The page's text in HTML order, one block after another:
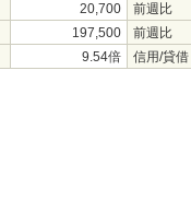
20,700
前週比
197,500
前週比
9.54倍 信用/貸借